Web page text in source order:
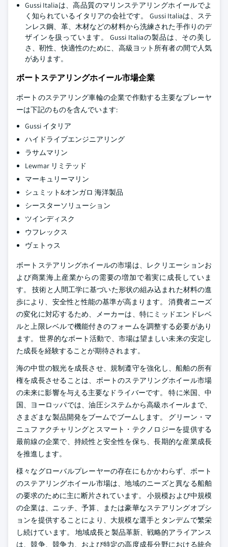
Gussi Italiaは、高品質のマリンステアリングホイールでよ
く知られているイタリアの会社です。 Gussi Italiaは、ステ
ンレス鋼、革、木材などの材料から洗練された手作りのデ
ザインを扱っています。 Gussi Italiaの製品は、その美し
さ、靭性、快適性のために、高級ヨット所有者の間で人気
があります。
ボートステアリングホイール市場企業
ボートのステアリング車輪の企業で作動する主要なプレーヤ
ーは下記のものを含んでいます:
Gussi イタリア
ハイドライブエンジニアリング
ラサムマリン
Lewmar リミテッド
マーキュリーマリン
シュミット&オンガロ 海洋製品
シースターソリューション
ツインディスク
ウフレックス
ヴェトゥス
ボートステアリングホイールの市場は、レクリエーションお
よび商業海上産業からの需要の増加で着実に成長していま
す。 技術と人間工学に基づいた形状の組み込まれた材料の進
歩により、安全性と性能の基準が高まります。 消費者ニーズ
の変化に対応するため、メーカーは、特にミッドエンドレベ
ルと上限レベルで機能付きのフォームを調整する必要があり
ます。 世界的なボート活動で、市場は望ましい未来の安定し
た成長を経験することが期待されます。
海の中世の観光を成長させ、規制遵守を強化し、船舶の所有
権を成長させることは、ボートのステアリングホイール市場
の未来に影響を与える主要なドライバーです。 特に米国、中
国、ヨーロッパでは、油圧システムから高級ホイールまで、
さまざまな製品開発をブームでブームします。 グリーン・マ
ニュファクチャリングとスマート・テクノロジーを提供する
最前線の企業で、持続性と安全性を保ち、長期的な産業成長
を推進します。
様々なグローバルプレーヤーの存在にもかかわらず、ボート
のステアリングホイール市場は、地域のニーズと異なる船舶
の要求のために主に断片されています。 小規模および中規模
の企業は、ニッチ、予算、または豪華なステアリングオプシ
ョンを提供することにより、大規模な選手とタンデムで繁栄
し続けています。 地域成長と製品革新、戦略的アライアンス
は、競争、競争力、および特定の高度成長分野における統合